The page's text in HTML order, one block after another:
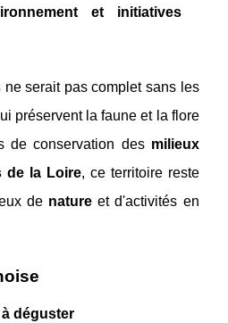
et initiatives
ne serait pas complet sans les
préservent la faune et la flore
de conservation des milieux
de la Loire, ce territoire reste
de nature et d'activités en
déguster